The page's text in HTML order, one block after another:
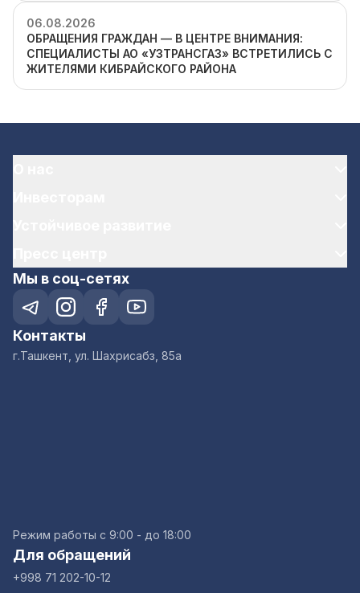
06.08.2026
ОБРАЩЕНИЯ ГРАЖДАН — В ЦЕНТРЕ ВНИМАНИЯ:
СПЕЦИАЛИСТЫ АО «УЗТРАНСГАЗ» ВСТРЕТИЛИСЬ С
ЖИТЕЛЯМИ КИБРАЙСКОГО РАЙОНА
Мы в соц-сетях
Контакты
г.Ташкент, ул. Шахрисабз, 85а
Режим работы с 9:00 - до 18:00
Для обращений
+998 71 202-10-12